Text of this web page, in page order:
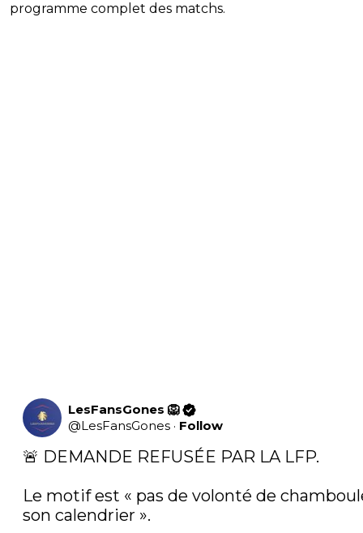
programme complet des matchs.
LesFansGones 🦁
@LesFansGones · Follow
🚨 DEMANDE REFUSÉE PAR LA LFP.
Le motif est « pas de volonté de
son calendrier ».